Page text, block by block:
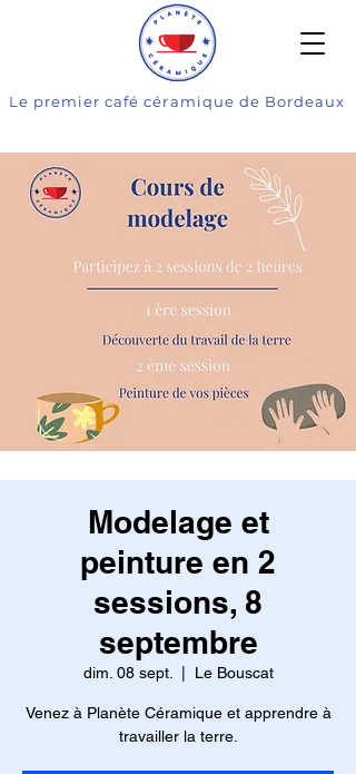
Le premier café céramique de Bordeaux
Modelage et
peinture en 2
sessions, 8
septembre
dim. 08 sept. Le Bouscat
Venez à Planète Céramique et apprendre à
travailler la terre.